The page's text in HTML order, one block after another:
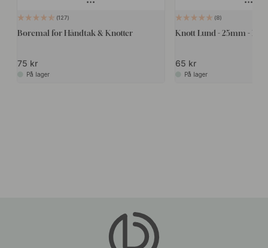
127
Boremal for Håndtak & Knotter
75 kr
På lager
8
Knott Lund - 25mm -
65 kr
På lager